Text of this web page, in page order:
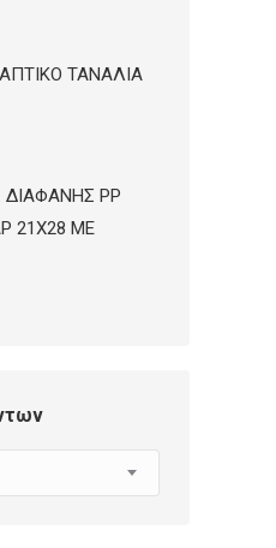
ΤΑΝΑΛΙΑ
PP
21Χ28 ΜΕ